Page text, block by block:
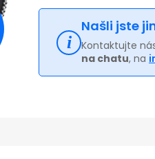
Našli jste
Kontaktujte
na chatu, na